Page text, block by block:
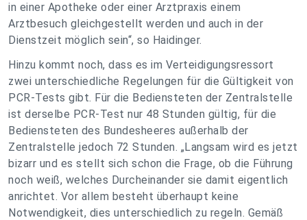
in einer Apotheke oder einer Arztpraxis einem
Arztbesuch gleichgestellt werden und auch in der
Dienstzeit möglich sein“, so Haidinger.
Hinzu kommt noch, dass es im Verteidigungsressort
zwei unterschiedliche Regelungen für die Gültigkeit von
PCR-Tests gibt. Für die Bediensteten der Zentralstelle
ist derselbe PCR-Test nur 48 Stunden gültig, für die
Bediensteten des Bundesheeres außerhalb der
Zentralstelle jedoch 72 Stunden. „Langsam wird es jetzt
bizarr und es stellt sich schon die Frage, ob die Führung
noch weiß, welches Durcheinander sie damit eigentlich
anrichtet. Vor allem besteht überhaupt keine
Notwendigkeit, dies unterschiedlich zu regeln. Gemäß